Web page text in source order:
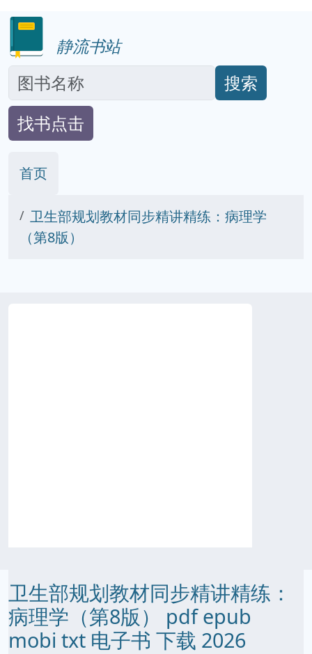
静流书站
搜索
找书点击
首页
卫生部规划教材同步精讲精练：病理学
（第8版）
卫生部规划教材同步精讲精练：
病理学（第8版） pdf epub
mobi txt 电子书 下载 2026